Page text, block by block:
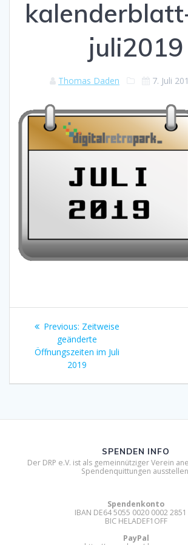
juli2019
Thomas Daden 7. Juli
Beitragsnavigation
Previous: Previous
post:
Zeitweise
geänderte
Öffnungszeiten im Juli
2019
SPENDEN INFO
Der DRP e.V. ist als gemeinnütziger Verein
Spendenquittungen
Spendenkonto
IBAN DE64 5055 0020 0002 2851
BIC HELADEF1OFF
PayPal